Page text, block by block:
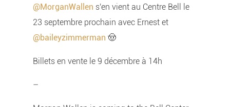
@MorganWallen s'en vient au Centre Bell le
23 septembre prochain avec Ernest et
@baileyzimmerman 🤠
Billets en vente le 9 décembre à 14h
–